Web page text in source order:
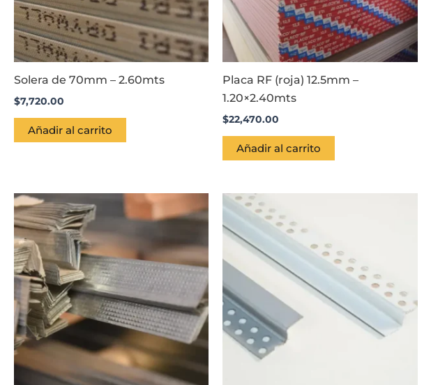
Solera de 70mm – 2.60mts
$7,720.00
Añadir al carrito
Placa RF (roja) 12.5mm –
1.20×2.40mts
$22,470.00
Añadir al carrito